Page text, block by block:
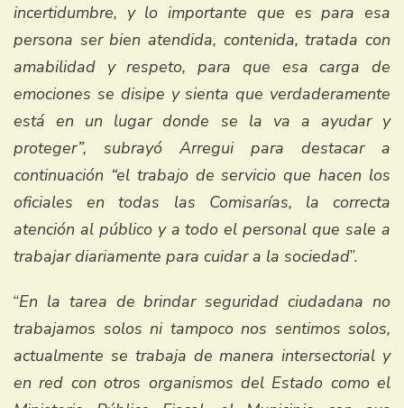
incertidumbre, y lo importante que es para esa
persona ser bien atendida, contenida, tratada con
amabilidad y respeto, para que esa carga de
emociones se disipe y sienta que verdaderamente
está en un lugar donde se la va a ayudar y
proteger”, subrayó Arregui para destacar a
continuación “el trabajo de servicio que hacen los
oficiales en todas las Comisarías, la correcta
atención al público y a todo el personal que sale a
trabajar diariamente para cuidar a la sociedad”.
“En la tarea de brindar seguridad ciudadana no
trabajamos solos ni tampoco nos sentimos solos,
actualmente se trabaja de manera intersectorial y
en red con otros organismos del Estado como el